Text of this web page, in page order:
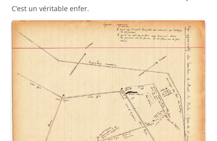
compagnie qui suit se place dans la ligneA B
où nous
sommes. Le sous-lieutenant de Monclin est en tête ;
héroïque, il monte sur le parapet et crie « Baïonnette au
canon ». Puis le lieutenant-colonel applaudit ; c’est sans
doute son signal. Aussitôt de Monclin agite son mouchoir.
Il brandit : « En avant ». Au même moment, toute la 6
compagnie monte le parapet et s’élance en avant. Cela n’a